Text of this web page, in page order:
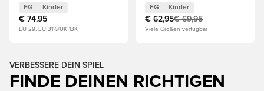
FG Kinder
€ 74,95
EU 29, EU 31½/UK 13K
FG Kinder
€ 62,95€ 69,95
Viele Größen verfügbar
VERBESSERE DEIN SPIEL
FINDE DEINEN RICHTIGEN